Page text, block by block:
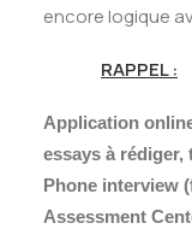
encore logique
RAPPEL :
Application
essays à
Phone interview
Assessment